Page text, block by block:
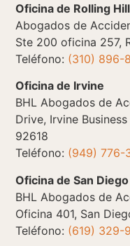
Oficina de Rolling
Abogados de
Ste 200 oficina 257,
Teléfono: (310) 896-
Oficina de Irvine
BHL Abogados de
Drive, Irvine
92618
Teléfono: (949) 776-
Oficina de San Diego
BHL Abogados de
Oficina 401, San
Teléfono: (619) 329-